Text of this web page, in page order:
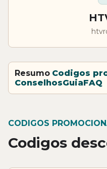
Resumo Codigos
ConselhosGuiaFAQ
CODIGOS
Codigos